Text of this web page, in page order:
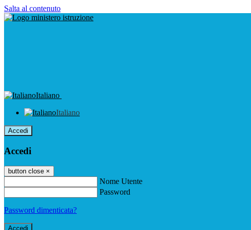
Salta al contenuto
Italiano
Italiano
Accedi
Accedi
button close ×
Nome Utente
Password
Password dimenticata?